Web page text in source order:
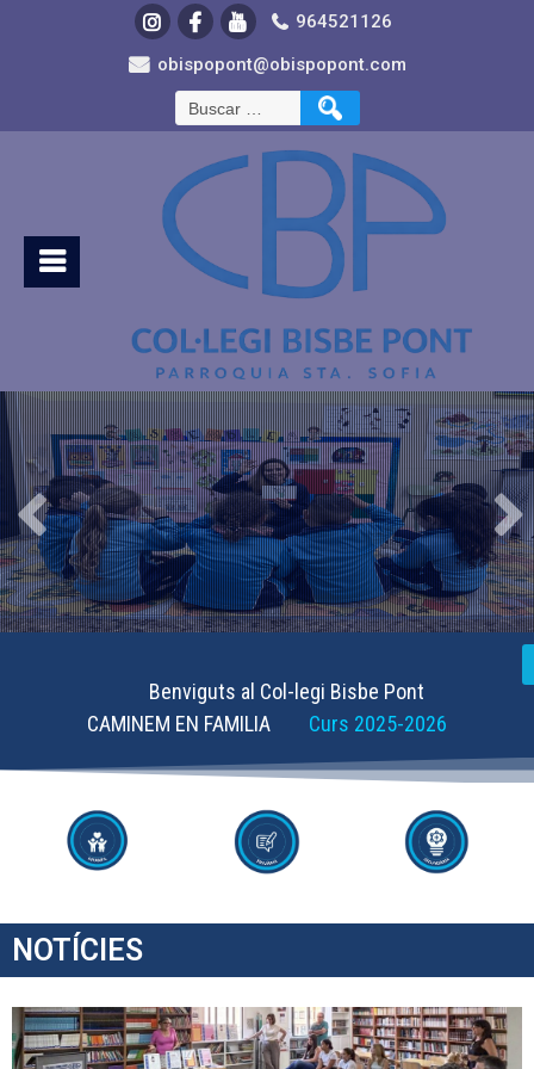
964521126
obispopont@obispopont.com
Benviguts al Col-legi Bisbe Pont
CAMINEM EN FAMILIA Curs 2025-2026
NOTÍCIES